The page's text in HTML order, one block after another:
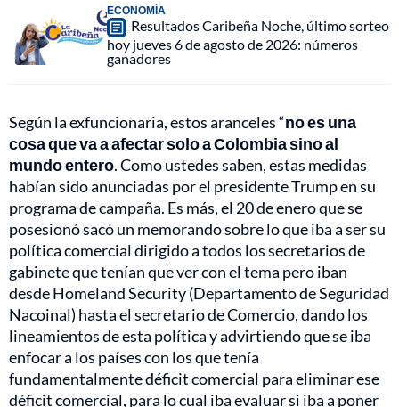
ECONOMÍA
Resultados Caribeña Noche, último sorteo
hoy jueves 6 de agosto de 2026: números
ganadores
Según la exfuncionaria, estos aranceles “no es una
cosa que va a afectar solo a Colombia sino al
mundo entero. Como ustedes saben, estas medidas
habían sido anunciadas por el presidente Trump en su
programa de campaña. Es más, el 20 de enero que se
posesionó sacó un memorando sobre lo que iba a ser su
política comercial dirigido a todos los secretarios de
gabinete que tenían que ver con el tema pero iban
desde Homeland Security (Departamento de Seguridad
Nacoinal) hasta el secretario de Comercio, dando los
lineamientos de esta política y advirtiendo que se iba
enfocar a los países con los que tenía
fundamentalmente déficit comercial para eliminar ese
déficit comercial, para lo cual iba evaluar si iba a poner